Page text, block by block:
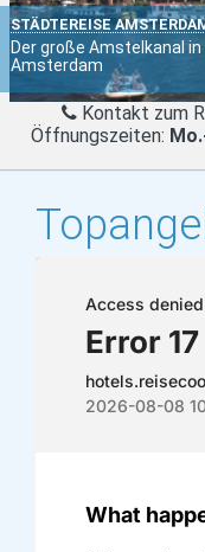
STÄDTEREISE
Der große Amstelkanal in
Amsterdam
Kontakt zum
Öffnungszeiten: